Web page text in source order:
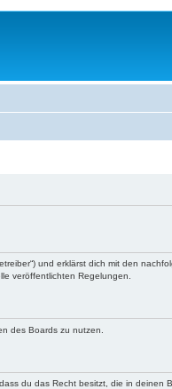
und erklärst dich mit den
veröffentlichten Regelungen.
des Boards zu nutzen.
du das Recht besitzt, die in deinen